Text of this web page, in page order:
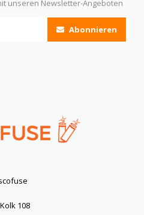
unseren Newsletter-Angeboten
Abonnieren
Kolk 108